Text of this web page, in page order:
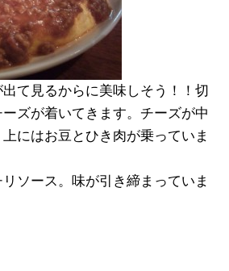
て見るからに美味しそう！！切
ズが着いてきます。チーズが中
にはお豆とひき肉が乗っていま
ソース。味が引き締まっていま